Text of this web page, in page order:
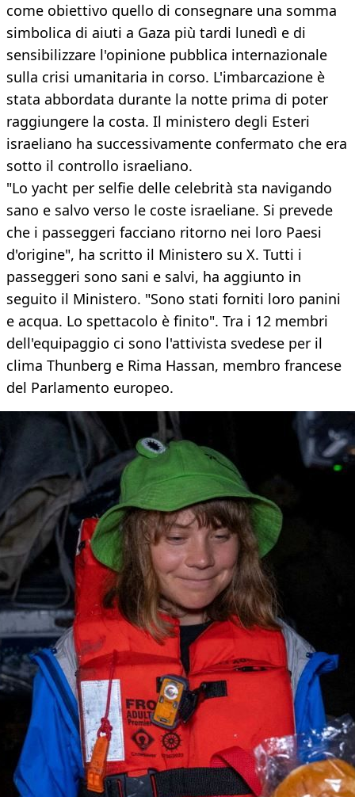
come obiettivo quello di consegnare una somma
simbolica di aiuti a Gaza più tardi lunedì e di
sensibilizzare l'opinione pubblica internazionale
sulla crisi umanitaria in corso. L'imbarcazione è
stata abbordata durante la notte prima di poter
raggiungere la costa. Il ministero degli Esteri
israeliano ha successivamente confermato che era
sotto il controllo israeliano.
"Lo yacht per selfie delle celebrità sta navigando
sano e salvo verso le coste israeliane. Si prevede
che i passeggeri facciano ritorno nei loro Paesi
d'origine", ha scritto il Ministero su X. Tutti i
passeggeri sono sani e salvi, ha aggiunto in
seguito il Ministero. "Sono stati forniti loro panini
e acqua. Lo spettacolo è finito". Tra i 12 membri
dell'equipaggio ci sono l'attivista svedese per il
clima Thunberg e Rima Hassan, membro francese
del Parlamento europeo.